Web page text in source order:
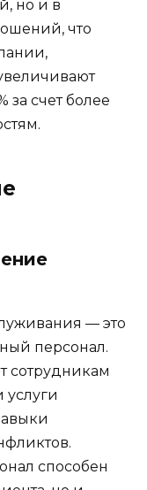
но и в
что
за счет более
— это
персонал.
сотрудникам
способен